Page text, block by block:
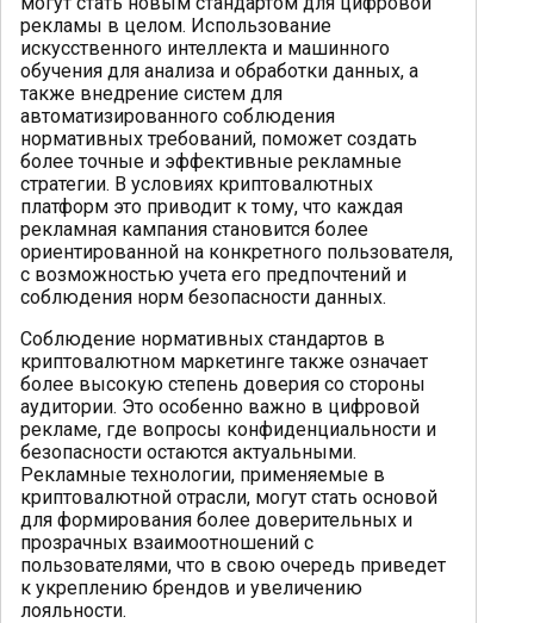
рекламы в целом. Использование
искусственного интеллекта и машинного
обучения для анализа и обработки данных, а
также внедрение систем для
автоматизированного соблюдения
нормативных требований, поможет создать
более точные и эффективные рекламные
стратегии. В условиях криптовалютных
платформ это приводит к тому, что каждая
рекламная кампания становится более
ориентированной на конкретного пользователя,
с возможностью учета его предпочтений и
соблюдения норм безопасности данных.
Соблюдение нормативных стандартов в
криптовалютном маркетинге также означает
более высокую степень доверия со стороны
аудитории. Это особенно важно в цифровой
рекламе, где вопросы конфиденциальности и
безопасности остаются актуальными.
Рекламные технологии, применяемые в
криптовалютной отрасли, могут стать основой
для формирования более доверительных и
прозрачных взаимоотношений с
пользователями, что в свою очередь приведет
к укреплению брендов и увеличению
лояльности.